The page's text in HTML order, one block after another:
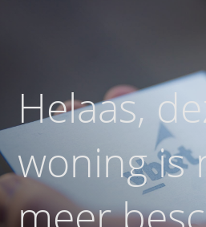
Helaas,
woning is